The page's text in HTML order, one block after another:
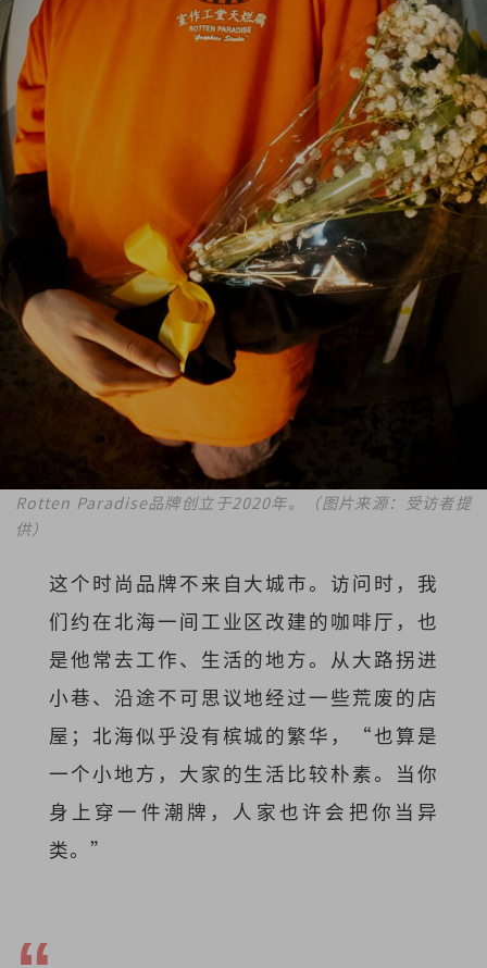
Rotten Paradise品牌创立于2020年。（图片来源：受访者提
供）
这个时尚品牌不来自大城市。访问时，我
们约在北海一间工业区改建的咖啡厅，也
是他常去工作、生活的地方。从大路拐进
小巷、沿途不可思议地经过一些荒废的店
屋；北海似乎没有槟城的繁华，“也算是
一个小地方，大家的生活比较朴素。当你
身上穿一件潮牌，人家也许会把你当异
类。”